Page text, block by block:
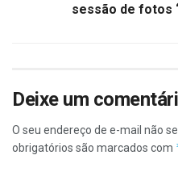
sessão de fotos
Deixe um
O seu endereço de e-mail não
obrigatórios são marcados com